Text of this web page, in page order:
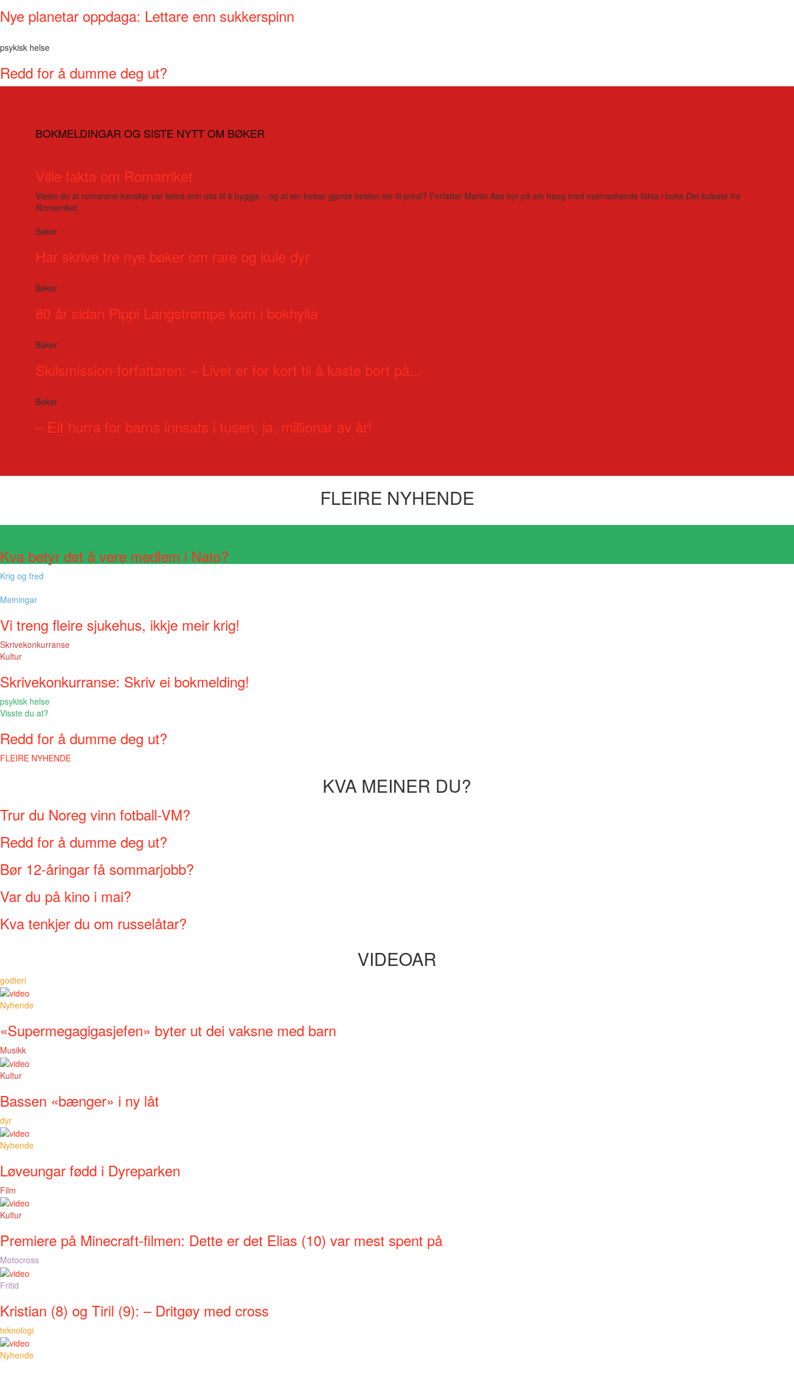
Nye planetar oppdaga: Lettare enn sukkerspinn
psykisk helse
Redd for å dumme deg ut?
BOKMELDINGAR OG SISTE NYTT OM BØKER
Ville fakta om Romarriket
Visste du at romarane kanskje var betre enn oss til å byggja – og at ein keisar gjorde hesten sin til prest? Forfattar Martin Aas byr på ein haug med overraskande fakta i boka Det kuleste fra
Romerriket.
Bøker
Har skrive tre nye bøker om rare og kule dyr
Bøker
80 år sidan Pippi Langstrømpe kom i bokhylla
Bøker
Skilsmission-forfattaren: – Livet er for kort til å kaste bort på...
Bøker
– Eit hurra for barns innsats i tusen, ja, millionar av år!
FLEIRE NYHENDE
Kva betyr det å vere medlem i Nato?
Krig og fred
Meiningar
Vi treng fleire sjukehus, ikkje meir krig!
Skrivekonkurranse
Kultur
Skrivekonkurranse: Skriv ei bokmelding!
psykisk helse
Visste du at?
Redd for å dumme deg ut?
FLEIRE NYHENDE
KVA MEINER DU?
Trur du Noreg vinn fotball-VM?
Redd for å dumme deg ut?
Bør 12-åringar få sommarjobb?
Var du på kino i mai?
Kva tenkjer du om russelåtar?
VIDEOAR
godteri
Nyhende
«Supermegagigasjefen» byter ut dei vaksne med barn
Musikk
Kultur
Bassen «bænger» i ny låt
dyr
Nyhende
Løveungar fødd i Dyreparken
Film
Kultur
Premiere på Minecraft-filmen: Dette er det Elias (10) var mest spent på
Motocross
Fritid
Kristian (8) og Tiril (9): – Dritgøy med cross
teknologi
Nyhende